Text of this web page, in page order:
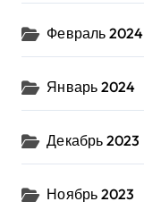
Февраль 2024
Январь 2024
Декабрь 2023
Ноябрь 2023